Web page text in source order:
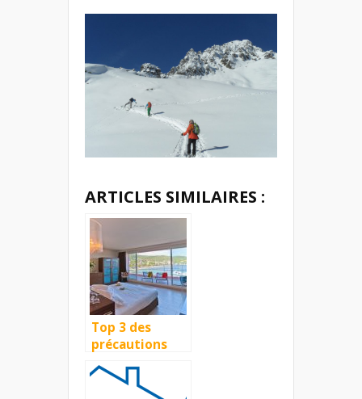
ARTICLES SIMILAIRES :
Top 3 des
précautions
pour choisir
votre
logement lors